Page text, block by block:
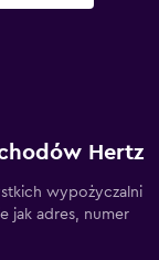
Hertz
wypożyczalni
jak adres, numer